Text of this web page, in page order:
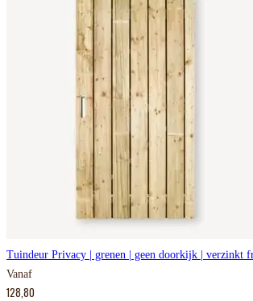
Tuindeur Privacy | grenen | geen doorkijk | verzinkt
Vanaf
128,80